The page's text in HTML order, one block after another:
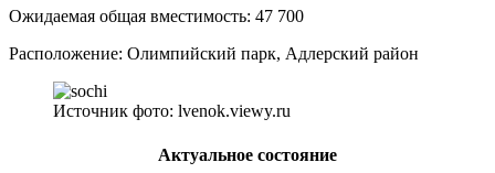
Ожидаемая общая вместимость: 47 700
Расположение: Олимпийский парк, Адлерский район
Источник фото: lvenok.viewy.ru
Актуальное состояние